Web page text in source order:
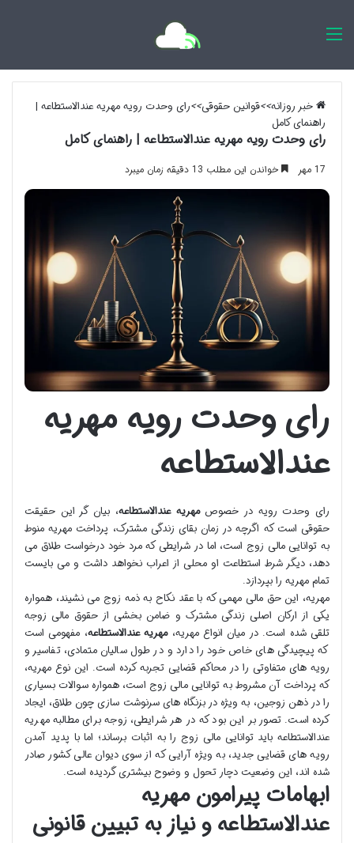
خبر روزانه>>قوانین حقوقی>>رای وحدت رویه مهریه عندالاستطاعه |
راهنمای کامل
رای وحدت رویه مهریه عندالاستطاعه | راهنمای کامل
17 مهر خواندن این مطلب 13 دقیقه زمان میبرد
رای وحدت رویه مهریه
عندالاستطاعه
رای وحدت رویه در خصوصمهریه عندالاستطاعه، بیان گر این حقیقت
حقوقی است که اگرچه در زمان بقای زندگی مشترک، پرداخت مهریه منوط
به توانایی مالی زوج است، اما در شرایطی که مرد خود درخواست طلاق می
دهد، دیگر شرط استطاعت او محلی از اعراب نخواهد داشت و می بایست
تمام مهریه را بپردازد.
مهریه، این حق مالی مهمی که با عقد نکاح به ذمه زوج می نشیند، همواره
یکی از ارکان اصلی زندگی مشترک و ضامن بخشی از حقوق مالی زوجه
تلقی شده است. در میان انواع مهریه،مهریه عندالاستطاعه، مفهومی است
که پیچیدگی های خاص خود را دارد و در طول سالیان متمادی، تفاسیر و
رویه های متفاوتی را در محاکم قضایی تجربه کرده است. این نوع مهریه،
که پرداخت آن مشروط به توانایی مالی زوج است، همواره سوالات بسیاری
را در ذهن زوجین، به ویژه در بزنگاه های سرنوشت سازی چون طلاق، ایجاد
کرده است. تصور بر این بود که در هر شرایطی، زوجه برای مطالبه مهریه
عندالاستطاعه باید توانایی مالی زوج را به اثبات برساند؛ اما با پدید آمدن
رویه های قضایی جدید، به ویژه آرایی که از سوی دیوان عالی کشور صادر
شده اند، این وضعیت دچار تحول و وضوح بیشتری گردیده است.
ابهامات پیرامون مهریه
عندالاستطاعه و نیاز به تبیین قانونی